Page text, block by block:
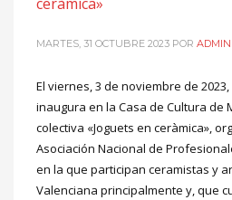
MARTES, 31 OCTUBRE 2023 POR
El viernes, 3 de noviembre de
inaugura en la Casa de Cultura de
colectiva «Joguets en ceràmica»,
Asociación Nacional de
en la que participan ceramistas y
Valenciana principalmente y, que